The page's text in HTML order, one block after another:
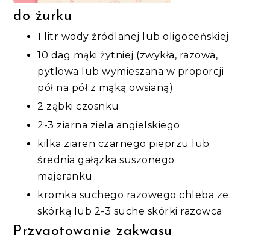
do żurku
1 litr wody źródlanej lub oligoceńskiej
10 dag mąki żytniej (zwykła, razowa,
pytlowa lub wymieszana w proporcji
pół na pół z mąką owsianą)
2 ząbki czosnku
2-3 ziarna ziela angielskiego
kilka ziaren czarnego pieprzu lub
średnia gałązka suszonego
majeranku
kromka suchego razowego chleba ze
skórką lub 2-3 suche skórki razowca
Przygotowanie zakwasu